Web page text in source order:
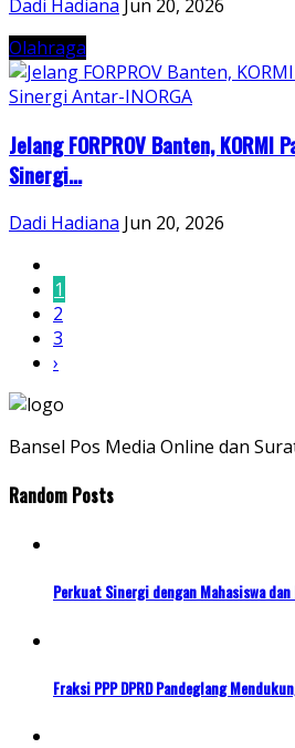
Dadi Hadiana Jun 20, 2026
Olahraga
Jelang FORPROV Banten, KORMI
Sinergi...
Dadi Hadiana Jun 20, 2026
1
2
3
›
Bansel Pos Media Online dan
Random Posts
Perkuat Sinergi dengan Mahasiswa
Fraksi PPP DPRD Pandeglang